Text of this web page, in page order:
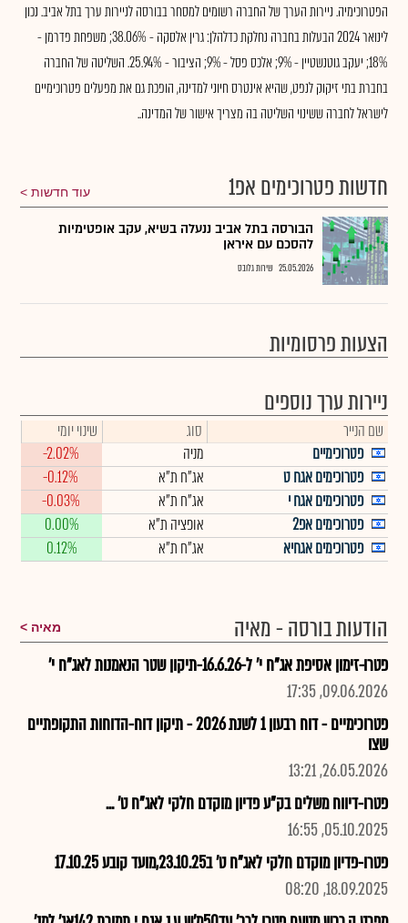
הפטרוכימיה. ניירות הערך של החברה רשומים למסחר בבורסה לניירות ערך בתל אביב. נכון
לינואר 2024 הבעלות בחברה נחלקת כדלהלן: גרין אלסקה - 38.06%; משפחת פדרמן -
18%; יעקב גוטנשטיין - 9%; אלכס פסל - 9%; הציבור - 25.94%. השליטה של החברה
בחברת בתי זיקוק לנפט, שהיא אינטרס חיוני למדינה, הופכת גם את מפעלים פטרוכימיים
לישראל לחברה ששינוי השליטה בה מצריך אישור של המדינה..
חדשות פטרוכימים אפ1 עוד חדשות
הבורסה בתל אביב ננעלה בשיא, עקב אופטימיות
להסכם עם איראן
25.05.2026 שירות גלובס
הצעות פרסומיות
ניירות ערך נוספים
שם הנייר סוג
שינוי יומי
פטרוכימיים
מניה
-2.02%
פטרוכימים אגח ט
אג"ח ת"א
-0.12%
פטרוכימים אגח י
אג"ח ת"א
-0.03%
פטרוכימים אפ2
אופציה ת"א
0.00%
פטרוכימים אגחיא
אג"ח ת"א 0.12%
הודעות בורסה - מאיה מאיה
פטרו-זימון אסיפת אג"ח י' ל-16.6.26-תיקון שטר הנאמנות לאג"ח י'
09.06.2026, 17:35
פטרוכימיים - דוח רבעון 1 לשנת 2026 - תיקון דוח-הדוחות התקופתיים
שצו
26.05.2026, 13:21
פטרו-דיווח משלים בק"ע פדיון מוקדם חלקי לאג"ח ט' ...
05.10.2025, 16:55
פטרו-פדיון מוקדם חלקי לאג"ח ט' ב23.10.25,מועד קובע 17.10.25
18.09.2025, 08:20